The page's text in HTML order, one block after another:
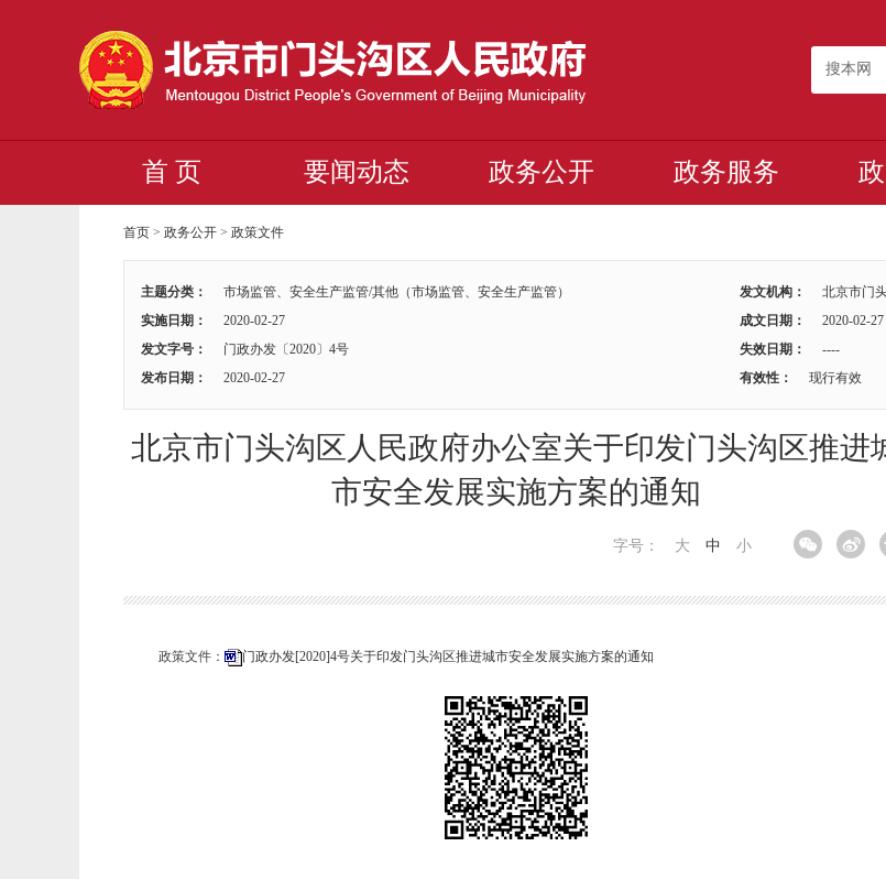
搜本网
首 页 要闻动态 政务公开 政务服务
首页 >政务公开 >政策文件
主题分类： 市场监管、安全生产监管/其他（市场监管、安全生产监管） 发文机构：
北京市门
实施日期：
2020-02-27 成文日期：
2020-02-27
发文字号：
门政办发〔2020〕4号 失效日期：
----
发布日期：
2020-02-27 有效性： 现行有效
北京市门头沟区人民政府办公室关于印发门头沟区推进
市安全发展实施方案的通知
字号： 大 中 小
政策文件： 门政办发[2020]4号关于印发门头沟区推进城市安全发展实施方案的通知